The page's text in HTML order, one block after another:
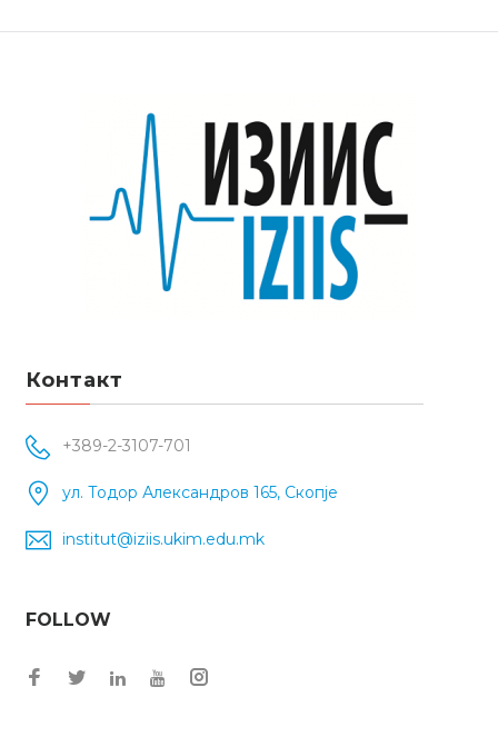
Контакт
+389-2-3107-701
ул. Тодор Александров 165, Скопје
institut@iziis.ukim.edu.mk
FOLLOW
Facebook
Twitter
Instagram